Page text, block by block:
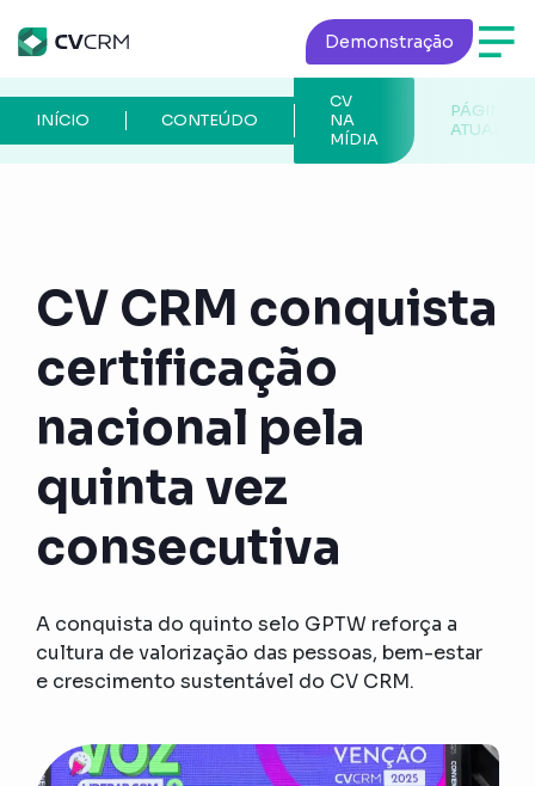
Demonstração
PÁGINA
ATUAL
CV
NA
MÍDIA
CONTEÚDO
INÍCIO
CV CRM conquista
certificação
nacional pela
quinta vez
consecutiva
A conquista do quinto selo GPTW reforça a
cultura de valorização das pessoas, bem-estar
e crescimento sustentável do CV CRM.